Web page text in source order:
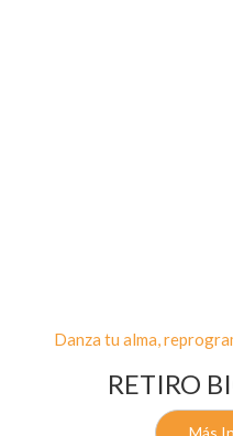
Danza tu alma,
RETIRO
Más